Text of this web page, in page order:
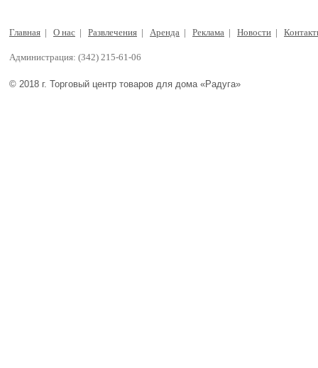
Администрация: (342) 215-61-06
© 2018 г. Торговый центр товаров для дома «Радуга»
Главная | О нас | Развлечения | Аренда | Реклама | Новости |